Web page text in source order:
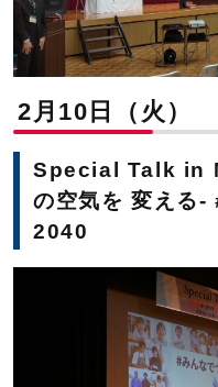
2月10日（火）
Special Talk in
の空気を 変える-
2040